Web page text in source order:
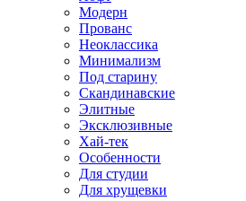
Модерн
Прованс
Неоклассика
Минимализм
Под старину
Скандинавские
Элитные
Эксклюзивные
Хай-тек
Особенности
Для студии
Для хрущевки